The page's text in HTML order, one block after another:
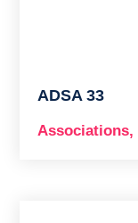
ADSA 33
Associations,